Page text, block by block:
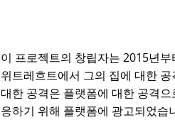
이 프로젝트의 창립자는 2015년
위트레흐트에서 그의 집에 대한
대한 공격은 플랫폼에 대한 공격
응하기 위해 플랫폼에 광고되었습